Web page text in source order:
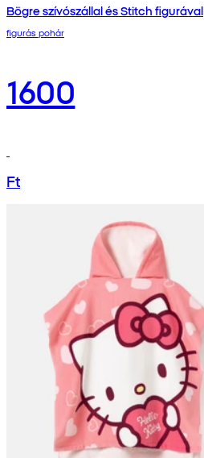
Bögre szívószállal és Stitch figurával
figurás pohár
1600
Ft